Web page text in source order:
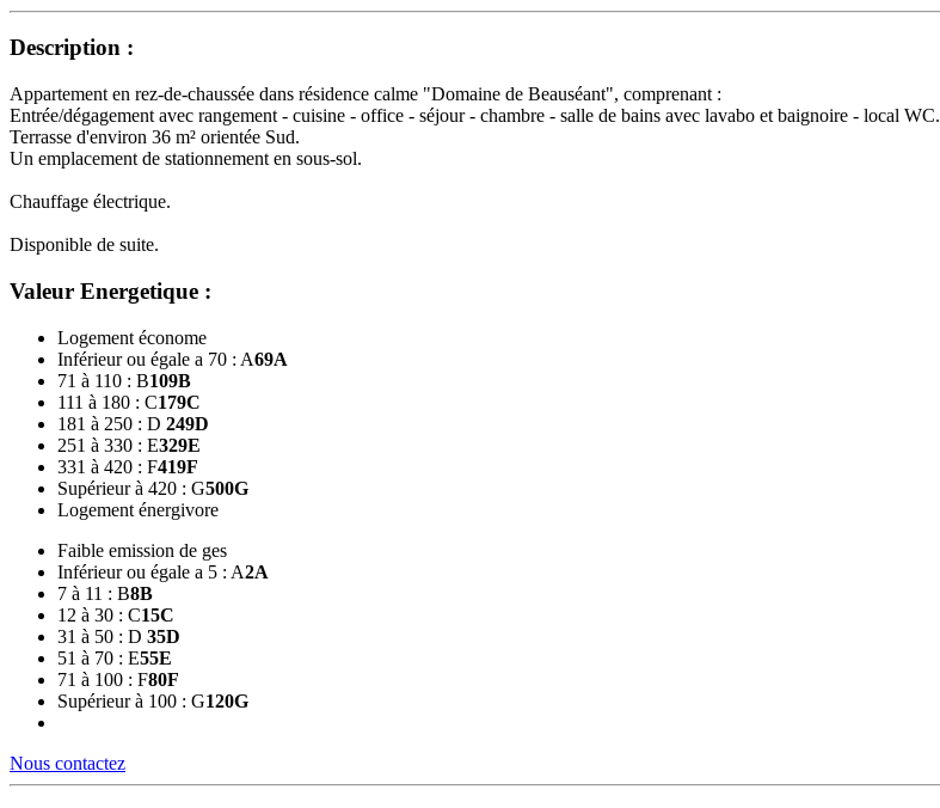
Description :
Appartement en rez-de-chaussée dans résidence calme "Domaine de Beauséant", comprenant :
Entrée/dégagement avec rangement - cuisine - office - séjour - chambre - salle de bains avec lavabo et baignoire - local WC.
Terrasse d'environ 36 m² orientée Sud.
Un emplacement de stationnement en sous-sol.
Chauffage électrique.
Disponible de suite.
Valeur Energetique :
Logement économe
Inférieur ou égale a 70 : A69A
71 à 110 : B109B
111 à 180 : C179C
181 à 250 : D 249D
251 à 330 : E329E
331 à 420 : F419F
Supérieur à 420 : G500G
Logement énergivore
Faible emission de ges
Inférieur ou égale a 5 : A2A
7 à 11 : B8B
12 à 30 : C15C
31 à 50 : D 35D
51 à 70 : E55E
71 à 100 : F80F
Supérieur à 100 : G120G
Nous contactez